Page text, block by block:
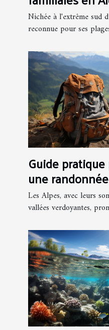
séjour
Nichée à l'extrême sud
reconnue pour ses
Guide
une
Les Alpes, avec leurs
vallées verdoyantes,